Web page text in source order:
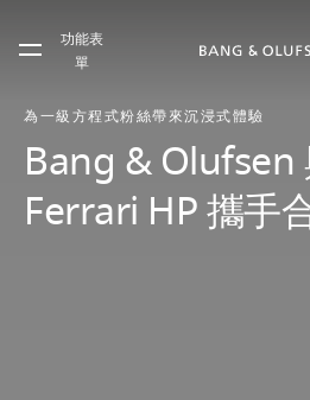
Skip to main footer
功能表
單
為一級方程式粉絲帶來沉浸式體驗
Bang & Olufsen
Ferrari HP 攜手